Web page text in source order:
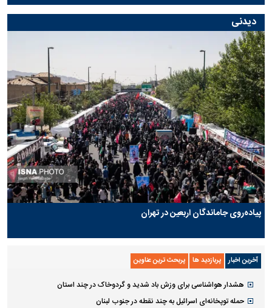
دیدنی
پیاده‌روی جاماندگان اربعین در تهران
آخرین اخبار پربازدید ها پربحث ترین عناوین
هشدار هواشناسی برای وزش باد شدید و گردوخاک در چند استان
حمله توپخانه‌ای اسرائیل به چند نقطه در جنوب لبنان